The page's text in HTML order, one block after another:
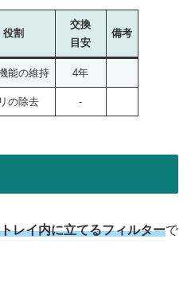
役割
交換
目安
備考
能の維持 4年
の除去 -
レイ内に立てるフィルターで